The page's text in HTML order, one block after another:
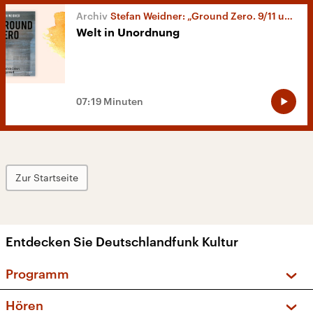
Stefan Weidner: „Ground Zero. 9/11 und die Geburt der Gegenwart“
Welt in Unordnung
07:19 Minuten
Zur Startseite
Entdecken Sie Deutschlandfunk Kultur
Programm
Hören